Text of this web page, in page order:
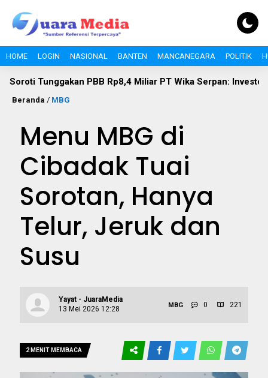
HOME LOGIN NASIONAL BANTEN MANCANEGARA POLITIK
PBB Rp8,4 Miliar PT Wika Serpan: Investor Besar
Beranda / MBG
Menu MBG di
Cibadak Tuai
Sorotan, Hanya
Telur, Jeruk dan
Susu
Yayat - JuaraMedia
13 Mei 2026 12:28
MBG 0 221
2 MENIT MEMBACA